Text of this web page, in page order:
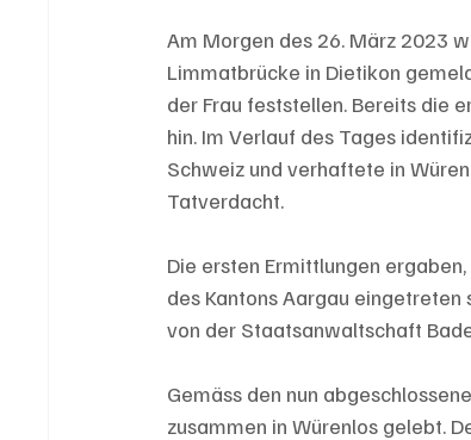
Am Morgen des 26. März 2023
Limmatbrücke in Dietikon
der Frau feststellen. Bereits die
hin. Im Verlauf des Tages
Schweiz und verhaftete in
Tatverdacht.
Die ersten Ermittlungen
des Kantons Aargau
von der Staatsanwaltschaft
Gemäss den nun
zusammen in Würenlos gelebt.